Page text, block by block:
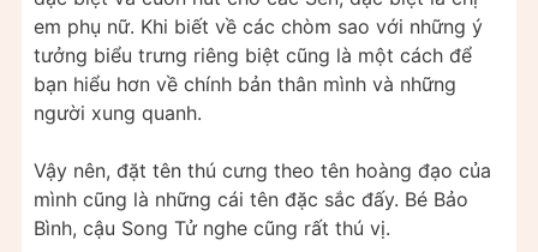
em phụ nữ. Khi biết về các chòm sao với những ý
tưởng biểu trưng riêng biệt cũng là một cách để
bạn hiểu hơn về chính bản thân mình và những
người xung quanh.
Vậy nên, đặt tên thú cưng theo tên hoàng đạo của
mình cũng là những cái tên đặc sắc đấy. Bé Bảo
Bình, cậu Song Tử nghe cũng rất thú vị.